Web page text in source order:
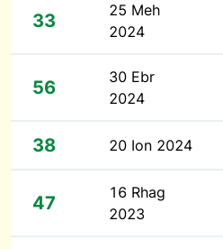
33
25 Meh
2024
56
30 Ebr
2024
38 20 Ion 2024
47
16 Rhag
2023